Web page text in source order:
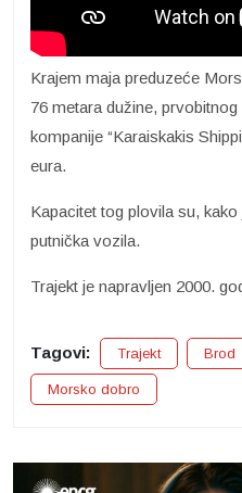
Krajem maja preduzeće
76 metara dužine,
kompanije “Karaiskakis
eura.
Kapacitet tog plovila su,
putnička vozila.
Trajekt je napravljen 2000.
Tagovi: Trajekt Brod
Morsko dobro